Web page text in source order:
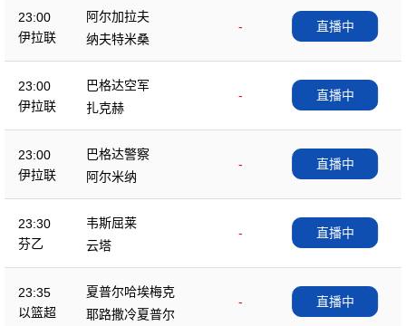
23:00
伊拉联
阿尔加拉夫
-
纳夫特米桑
直播中
23:00
伊拉联
巴格达空军
-
扎克赫
直播中
23:00
伊拉联
巴格达警察
-
阿尔米纳
直播中
23:30
芬乙
韦斯屈莱
-
云塔
直播中
23:35
以篮超
夏普尔哈埃梅克
-
耶路撒冷夏普尔
直播中